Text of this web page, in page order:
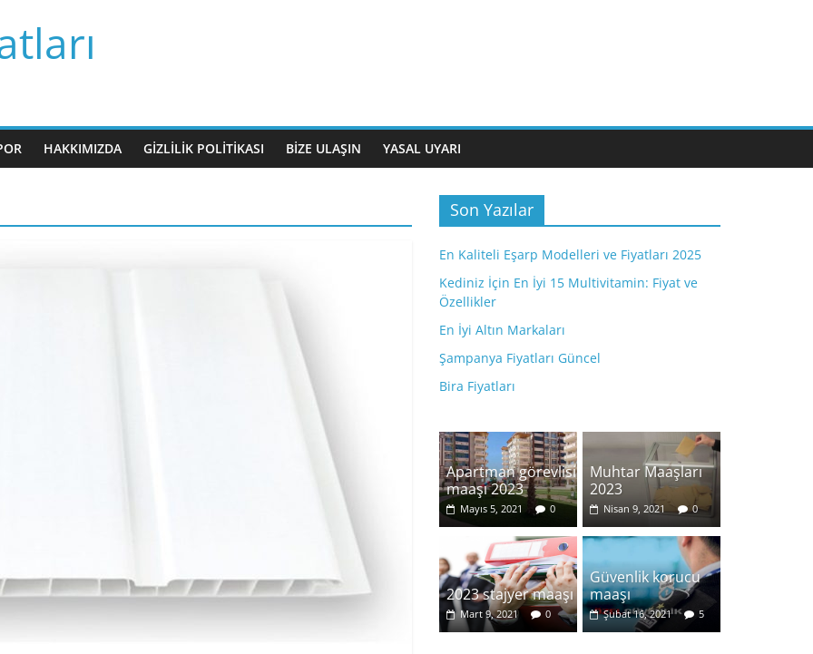
HAKKIMIZDA GIZLILIK POLITIKASI BIZE ULAŞIN YASAL UYARI
Son Yazılar
En Kaliteli Eşarp Modelleri ve Fiyatları 2025
Kediniz İçin En İyi 15 Multivitamin: Fiyat ve
Özellikler
En İyi Altın Markaları
Şampanya Fiyatları Güncel
Bira Fiyatları
Apartman görevlisi
maaşı 2023
Mayıs 5, 2021 0
Muhtar Maaşları
2023
Nisan 9, 2021 0
2023 stajyer maaşı
Mart 9, 2021 0
Güvenlik korucu
maaşı
Şubat 16, 2021 5